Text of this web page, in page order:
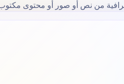
من نص أو صور أو محتوى